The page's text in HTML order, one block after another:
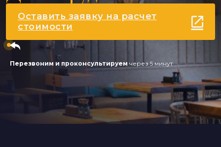
Оставить заявку на расчет
стоимости
Перезвоним и проконсультируем через 5 минут